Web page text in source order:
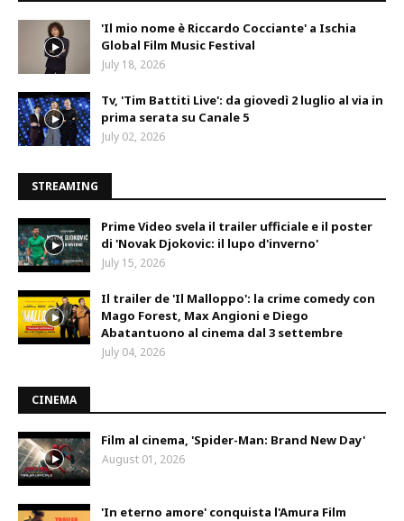
'Il mio nome è Riccardo Cocciante' a Ischia
Global Film Music Festival
July 18, 2026
Tv, 'Tim Battiti Live': da giovedì 2 luglio al via in
prima serata su Canale 5
July 02, 2026
STREAMING
Prime Video svela il trailer ufficiale e il poster
di 'Novak Djokovic: il lupo d'inverno'
July 15, 2026
Il trailer de 'Il Malloppo': la crime comedy con
Mago Forest, Max Angioni e Diego
Abatantuono al cinema dal 3 settembre
July 04, 2026
CINEMA
Film al cinema, 'Spider-Man: Brand New Day'
August 01, 2026
'In eterno amore' conquista l'Amura Film